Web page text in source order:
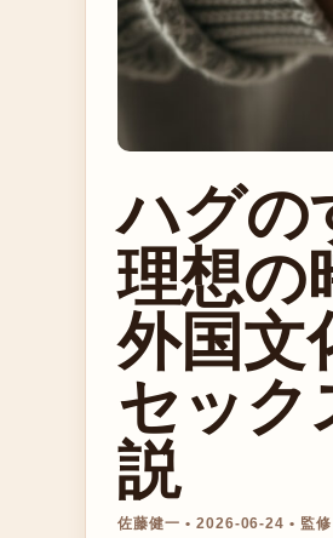
ハグの
理想の
外国文
セッ
説
佐藤健一 • 2026-06-24 • 監